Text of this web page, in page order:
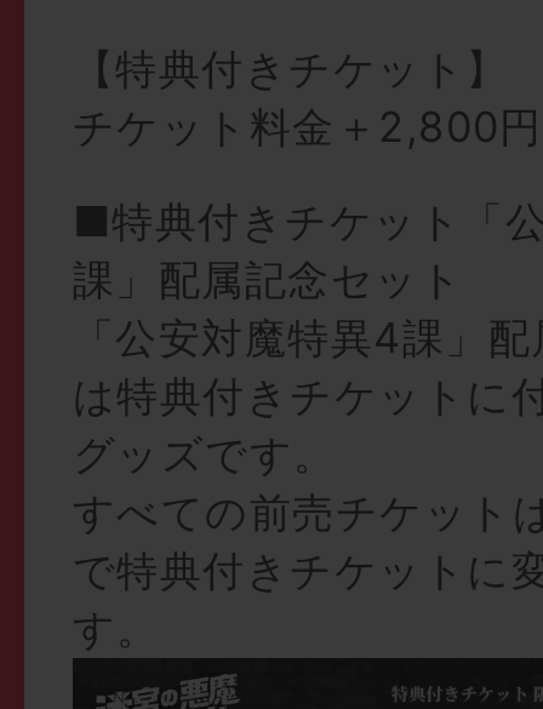
【特典付きチケット】
チケット料金＋2,800
■特典付きチケット「
課」配属記念セット
「公安対魔特異4課」
は特典付きチケットに
グッズです。
すべての前売チケット
で特典付きチケットに
す。